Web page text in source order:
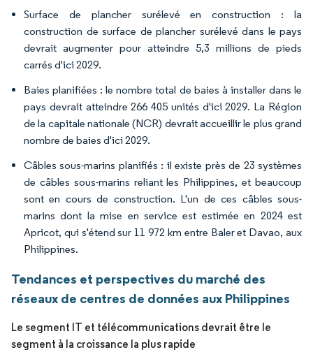
Surface de plancher surélevé en construction : la
construction de surface de plancher surélevé dans le pays
devrait augmenter pour atteindre 5,3 millions de pieds
carrés d'ici 2029.
Baies planifiées : le nombre total de baies à installer dans le
pays devrait atteindre 266 405 unités d'ici 2029. La Région
de la capitale nationale (NCR) devrait accueillir le plus grand
nombre de baies d'ici 2029.
Câbles sous-marins planifiés : il existe près de 23 systèmes
de câbles sous-marins reliant les Philippines, et beaucoup
sont en cours de construction. L'un de ces câbles sous-
marins dont la mise en service est estimée en 2024 est
Apricot, qui s'étend sur 11 972 km entre Baler et Davao, aux
Philippines.
Tendances et perspectives du marché des
réseaux de centres de données aux Philippines
Le segment IT et télécommunications devrait être le
segment à la croissance la plus rapide